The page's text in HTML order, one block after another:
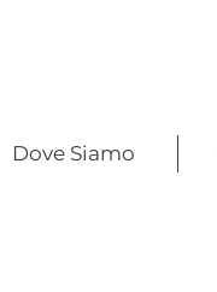
Dove Siamo